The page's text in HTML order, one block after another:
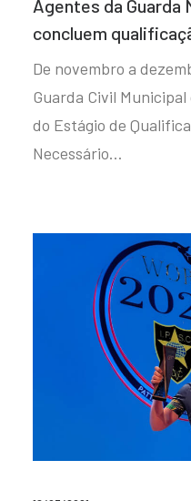
Agentes da Guarda
concluem
De novembro a
Guarda Civil
do Estágio de
Necessário…